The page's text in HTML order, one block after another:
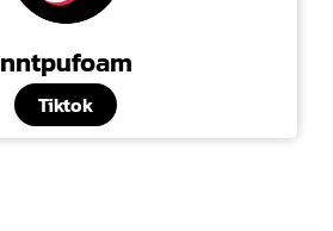
nntpufoam
Tiktok